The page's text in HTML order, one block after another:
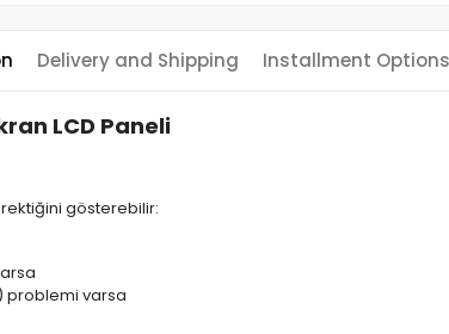
Delivery and Shipping Installment Options
LCD Paneli
gösterebilir:
problemi varsa